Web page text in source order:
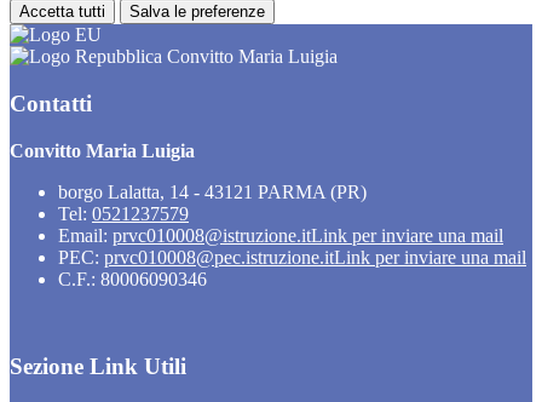
Accetta tutti Salva le preferenze
Convitto Maria Luigia
Contatti
Convitto Maria Luigia
borgo Lalatta, 14 - 43121 PARMA (PR)
Tel: 0521237579
Email: prvc010008@istruzione.itLink per inviare una mail
PEC: prvc010008@pec.istruzione.itLink per inviare una mail
C.F.: 80006090346
Sezione Link Utili